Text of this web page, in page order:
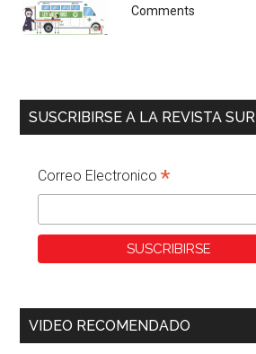
Comments
SUSCRIBIRSE A LA REVISTA SUR
Correo Electronico*
VIDEO RECOMENDADO